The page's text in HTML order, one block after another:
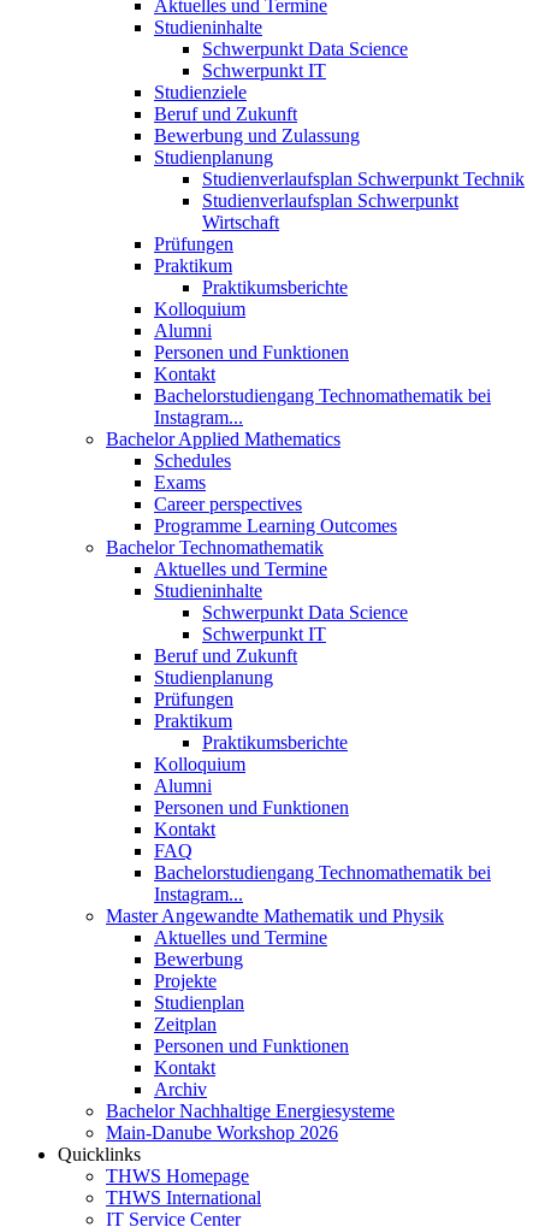
Aktuelles und Termine
Studieninhalte
Schwerpunkt Data Science
Schwerpunkt IT
Studienziele
Beruf und Zukunft
Bewerbung und Zulassung
Studienplanung
Studienverlaufsplan Schwerpunkt Technik
Studienverlaufsplan Schwerpunkt
Wirtschaft
Prüfungen
Praktikum
Praktikumsberichte
Kolloquium
Alumni
Personen und Funktionen
Kontakt
Bachelorstudiengang Technomathematik bei
Instagram...
Bachelor Applied Mathematics
Schedules
Exams
Career perspectives
Programme Learning Outcomes
Bachelor Technomathematik
Aktuelles und Termine
Studieninhalte
Schwerpunkt Data Science
Schwerpunkt IT
Beruf und Zukunft
Studienplanung
Prüfungen
Praktikum
Praktikumsberichte
Kolloquium
Alumni
Personen und Funktionen
Kontakt
FAQ
Bachelorstudiengang Technomathematik bei
Instagram...
Master Angewandte Mathematik und Physik
Aktuelles und Termine
Bewerbung
Projekte
Studienplan
Zeitplan
Personen und Funktionen
Kontakt
Archiv
Bachelor Nachhaltige Energiesysteme
Main-Danube Workshop 2026
Quicklinks
THWS Homepage
THWS International
IT Service Center